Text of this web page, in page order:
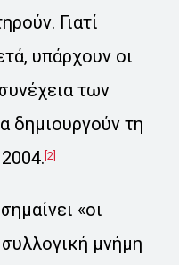
Γιατί
υπάρχουν οι
των
δημιουργούν τη
[2]
«οι
μνήμη